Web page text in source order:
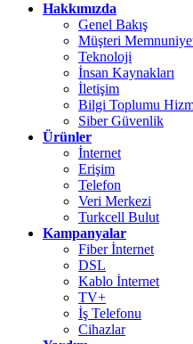
Hakkımızda
Genel Bakış
Müşteri
Teknoloji
İnsan Kaynakları
İletişim
Bilgi Toplumu
Siber Güvenlik
Ürünler
İnternet
Erişim
Telefon
Veri Merkezi
Turkcell Bulut
Kampanyalar
Fiber İnternet
DSL
Kablo İnternet
TV+
İş Telefonu
Cihazlar